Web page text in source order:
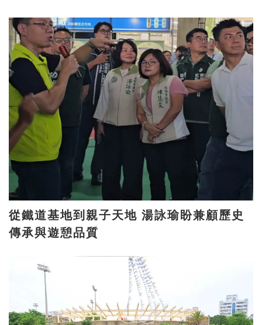
從鐵道基地到親子天地 湯詠瑜盼兼顧歷史
傳承與遊憩品質